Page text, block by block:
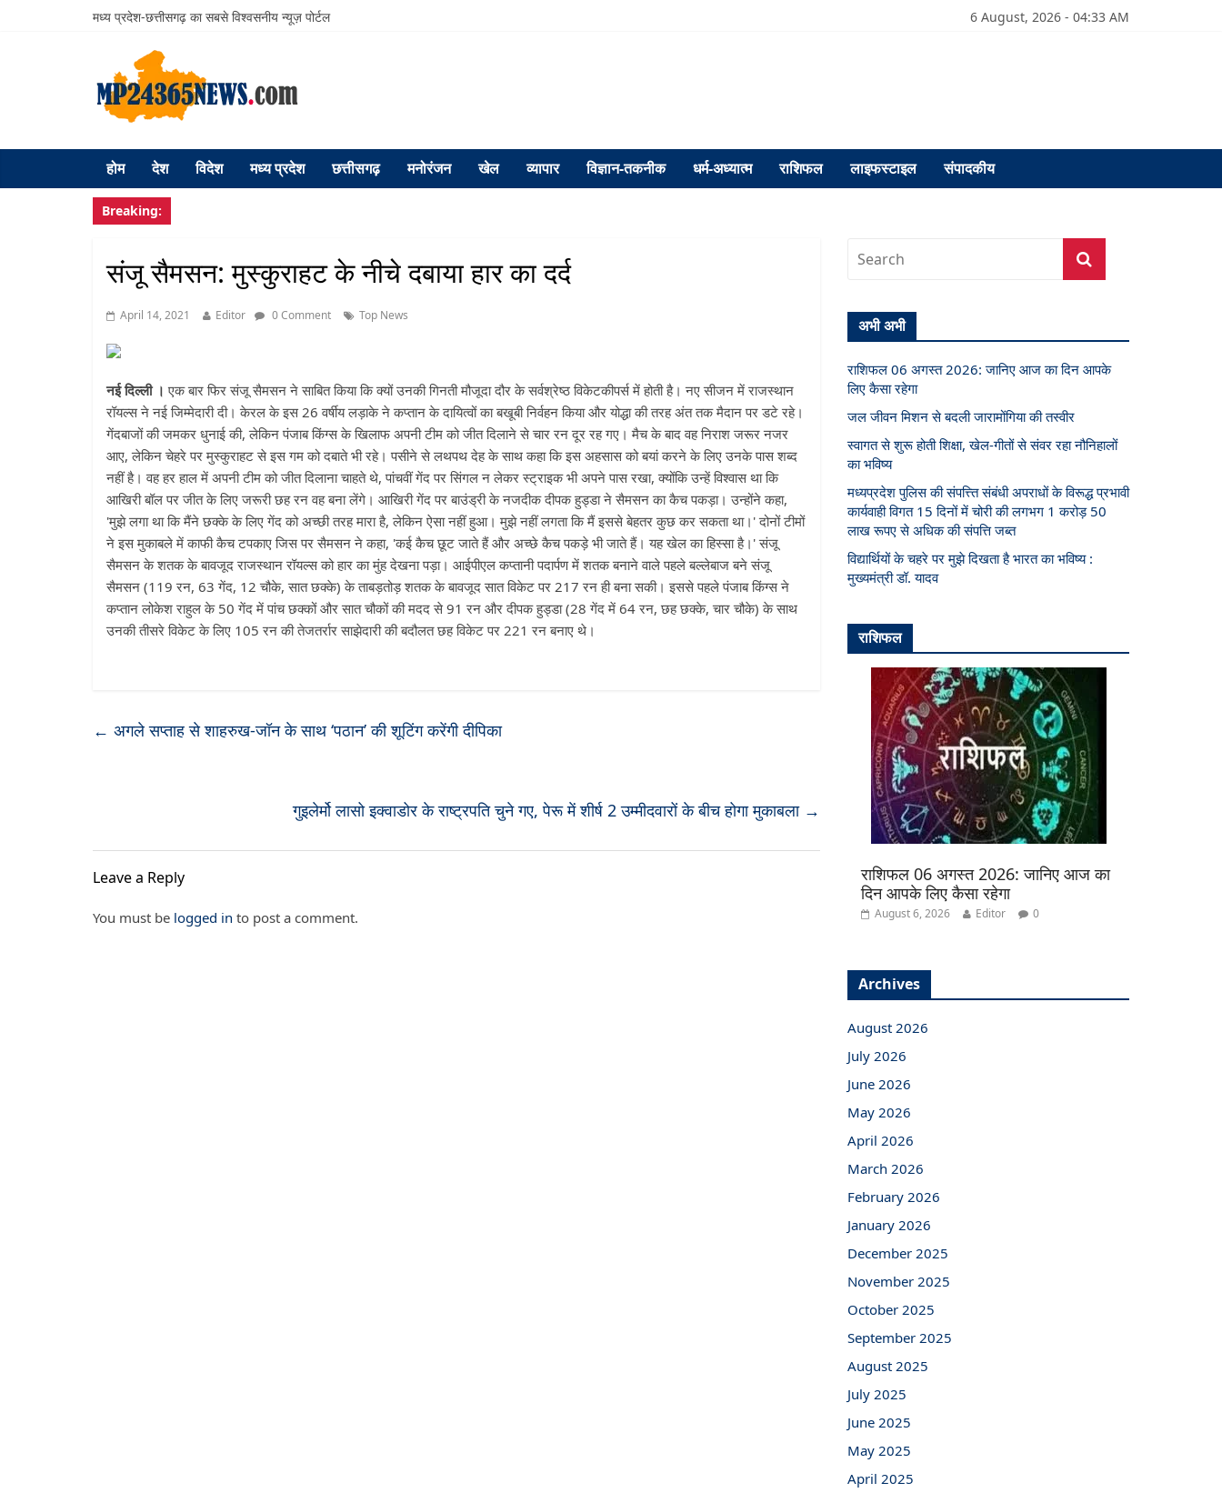
मध्य प्रदेश-छत्तीसगढ़ का सबसे विश्वसनीय न्यूज़ पोर्टल 6 August, 2026 - 04:33 AM
होम देश विदेश मध्य प्रदेश छत्तीसगढ़ मनोरंजन खेल व्यापार विज्ञान-तकनीक धर्म-अध्यात्म राशिफल लाइफस्टाइल संपादकीय
Breaking:
संजू सैमसन: मुस्कुराहट के नीचे दबाया हार का दर्द
April 14, 2021 Editor 0 Comment Top News
नई दिल्ली । एक बार फिर संजू सैमसन ने साबित किया कि क्यों उनकी गिनती मौजूदा दौर के सर्वश्रेष्ठ विकेटकीपर्स में होती है। नए सीजन में राजस्थान
रॉयल्स ने नई जिम्मेदारी दी। केरल के इस 26 वर्षीय लड़ाके ने कप्तान के दायित्वों का बखूबी निर्वहन किया और योद्धा की तरह अंत तक मैदान पर डटे रहे।
गेंदबाजों की जमकर धुनाई की, लेकिन पंजाब किंग्स के खिलाफ अपनी टीम को जीत दिलाने से चार रन दूर रह गए। मैच के बाद वह निराश जरूर नजर
आए, लेकिन चेहरे पर मुस्कुराहट से इस गम को दबाते भी रहे। पसीने से लथपथ देह के साथ कहा कि इस अहसास को बयां करने के लिए उनके पास शब्द
नहीं है। वह हर हाल में अपनी टीम को जीत दिलाना चाहते थे, पांचवीं गेंद पर सिंगल न लेकर स्ट्राइक भी अपने पास रखा, क्योंकि उन्हें विश्वास था कि
आखिरी बॉल पर जीत के लिए जरूरी छह रन वह बना लेंगे। आखिरी गेंद पर बाउंड्री के नजदीक दीपक हुड्डा ने सैमसन का कैच पकड़ा। उन्होंने कहा,
'मुझे लगा था कि मैंने छक्के के लिए गेंद को अच्छी तरह मारा है, लेकिन ऐसा नहीं हुआ। मुझे नहीं लगता कि मैं इससे बेहतर कुछ कर सकता था।' दोनों टीमों
ने इस मुकाबले में काफी कैच टपकाए जिस पर सैमसन ने कहा, 'कई कैच छूट जाते हैं और अच्छे कैच पकड़े भी जाते हैं। यह खेल का हिस्सा है।' संजू
सैमसन के शतक के बावजूद राजस्थान रॉयल्स को हार का मुंह देखना पड़ा। आईपीएल कप्तानी पदार्पण में शतक बनाने वाले पहले बल्लेबाज बने संजू
सैमसन (119 रन, 63 गेंद, 12 चौके, सात छक्के) के ताबड़तोड़ शतक के बावजूद सात विकेट पर 217 रन ही बना सकी। इससे पहले पंजाब किंग्स ने
कप्तान लोकेश राहुल के 50 गेंद में पांच छक्कों और सात चौकों की मदद से 91 रन और दीपक हुड्डा (28 गेंद में 64 रन, छह छक्के, चार चौके) के साथ
उनकी तीसरे विकेट के लिए 105 रन की तेजतर्रार साझेदारी की बदौलत छह विकेट पर 221 रन बनाए थे।
← अगले सप्ताह से शाहरुख-जॉन के साथ ‘पठान’ की शूटिंग करेंगी दीपिका
गुइलेर्मो लासो इक्वाडोर के राष्ट्रपति चुने गए, पेरू में शीर्ष 2 उम्मीदवारों के बीच होगा मुकाबला →
Leave a Reply
You must be logged in to post a comment.
अभी अभी
राशिफल 06 अगस्त 2026: जानिए आज का दिन आपके
लिए कैसा रहेगा
जल जीवन मिशन से बदली जारामोंगिया की तस्वीर
स्वागत से शुरू होती शिक्षा, खेल-गीतों से संवर रहा नौनिहालों
का भविष्य
मध्यप्रदेश पुलिस की संपत्त्ति संबंधी अपराधों के विरूद्ध प्रभावी
कार्यवाही विगत 15 दिनों में चोरी की लगभग 1 करोड़ 50
लाख रूपए से अधिक की संपत्ति जब्‍त
विद्यार्थियों के चहरे पर मुझे दिखता है भारत का भविष्य :
मुख्यमंत्री डॉ. यादव
राशिफल
राशिफल 06 अगस्त 2026: जानिए आज का
दिन आपके लिए कैसा रहेगा
August 6, 2026 Editor 0
Archives
August 2026
July 2026
June 2026
May 2026
April 2026
March 2026
February 2026
January 2026
December 2025
November 2025
October 2025
September 2025
August 2025
July 2025
June 2025
May 2025
April 2025